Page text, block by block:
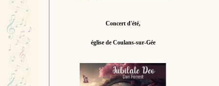
Concert d'été,
église de Coulans-sur-Gée